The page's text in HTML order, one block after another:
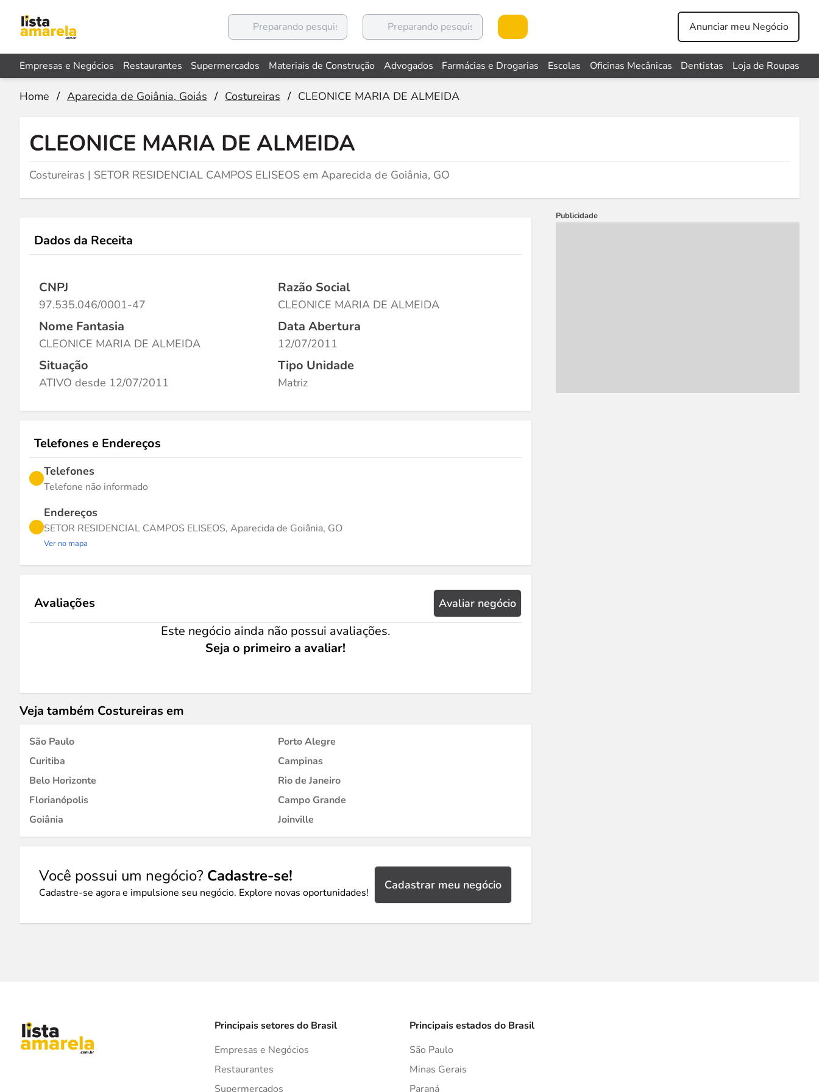
Anunciar meu Negócio
Empresas e Negócios Restaurantes Supermercados Materiais de Construção Advogados Farmácias e Drogarias Escolas Oficinas Mecânicas Dentistas Loja de Roupas
Home / Aparecida de Goiânia, Goiás / Costureiras / CLEONICE MARIA DE ALMEIDA
CLEONICE MARIA DE ALMEIDA
Costureiras | SETOR RESIDENCIAL CAMPOS ELISEOS em Aparecida de Goiânia, GO
Dados da Receita
CNPJ
97.535.046/0001-47
Razão Social
CLEONICE MARIA DE ALMEIDA
Nome Fantasia
CLEONICE MARIA DE ALMEIDA
Data Abertura
12/07/2011
Situação
ATIVO desde 12/07/2011
Tipo Unidade
Matriz
Telefones e Endereços
Telefones
Telefone não informado
Endereços
SETOR RESIDENCIAL CAMPOS ELISEOS, Aparecida de Goiânia, GO
Ver no mapa
Avaliações Avaliar negócio
Este negócio ainda não possui avaliações.
Seja o primeiro a avaliar!
Veja também Costureiras em
São Paulo
Porto Alegre
Curitiba
Campinas
Belo Horizonte
Rio de Janeiro
Florianópolis
Campo Grande
Goiânia
Joinville
Você possui um negócio? Cadastre-se!
Cadastre-se agora e impulsione seu negócio. Explore novas oportunidades!
Cadastrar meu negócio
Publicidade
Principais setores do Brasil
Empresas e Negócios
Restaurantes
Supermercados
Principais estados do Brasil
São Paulo
Minas Gerais
Paraná